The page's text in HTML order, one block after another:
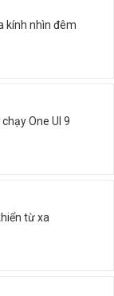
kính nhìn đêm
One UI 9
từ xa